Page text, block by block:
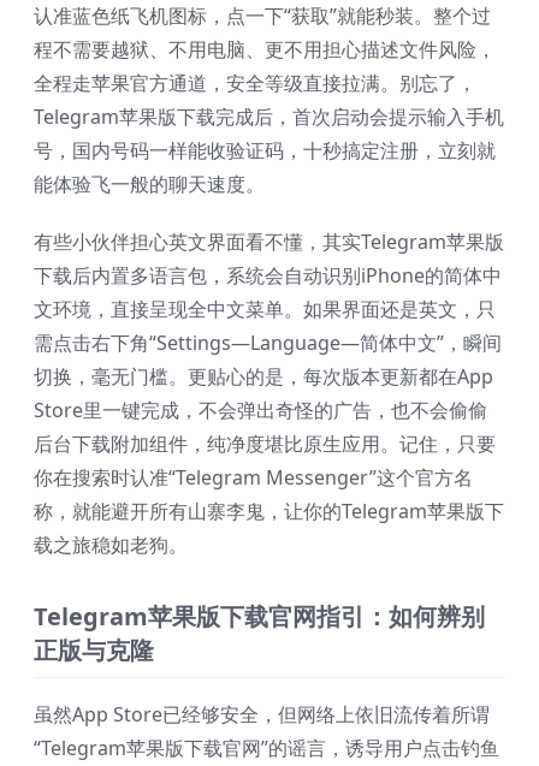
认准蓝色纸飞机图标，点一下“获取”就能秒装。整个过
程不需要越狱、不用电脑、更不用担心描述文件风险，
全程走苹果官方通道，安全等级直接拉满。别忘了，
Telegram苹果版下载完成后，首次启动会提示输入手机
号，国内号码一样能收验证码，十秒搞定注册，立刻就
能体验飞一般的聊天速度。
有些小伙伴担心英文界面看不懂，其实Telegram苹果版
下载后内置多语言包，系统会自动识别iPhone的简体中
文环境，直接呈现全中文菜单。如果界面还是英文，只
需点击右下角“Settings—Language—简体中文”，瞬间
切换，毫无门槛。更贴心的是，每次版本更新都在App
Store里一键完成，不会弹出奇怪的广告，也不会偷偷
后台下载附加组件，纯净度堪比原生应用。记住，只要
你在搜索时认准“Telegram Messenger”这个官方名
称，就能避开所有山寨李鬼，让你的Telegram苹果版下
载之旅稳如老狗。
Telegram苹果版下载官网指引：如何辨别
正版与克隆
虽然App Store已经够安全，但网络上依旧流传着所谓
“Telegram苹果版下载官网”的谣言，诱导用户点击钓鱼